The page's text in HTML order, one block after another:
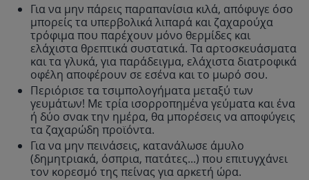
Για να μην πάρεις παραπανίσια κιλά, απόφυγε όσο
μπορείς τα υπερβολικά λιπαρά και ζαχαρούχα
τρόφιμα που παρέχουν μόνο θερμίδες και
ελάχιστα θρεπτικά συστατικά. Τα αρτοσκευάσματα
και τα γλυκά, για παράδειγμα, ελάχιστα διατροφικά
οφέλη αποφέρουν σε εσένα και το μωρό σου.
Περιόρισε τα τσιμπολογήματα μεταξύ των
γευμάτων! Με τρία ισορροπημένα γεύματα και ένα
ή δύο σνακ την ημέρα, θα μπορέσεις να αποφύγεις
τα ζαχαρώδη προϊόντα.
Για να μην πεινάσεις, κατανάλωσε άμυλο
(δημητριακά, όσπρια, πατάτες...) που επιτυγχάνει
τον κορεσμό της πείνας για αρκετή ώρα.